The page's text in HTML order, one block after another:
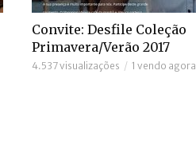
Convite: Desfile Coleção
Primavera/Verão 2017
4.537 visualizações 1 vendo agora